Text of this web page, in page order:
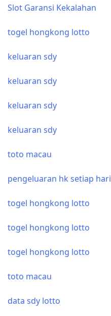
Slot Garansi Kekalahan
togel hongkong lotto
keluaran sdy
keluaran sdy
keluaran sdy
keluaran sdy
toto macau
pengeluaran hk setiap hari
togel hongkong lotto
togel hongkong lotto
togel hongkong lotto
toto macau
data sdy lotto